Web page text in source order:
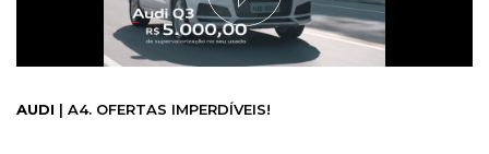
AUDI | A4. OFERTAS IMPERDÍVEIS!